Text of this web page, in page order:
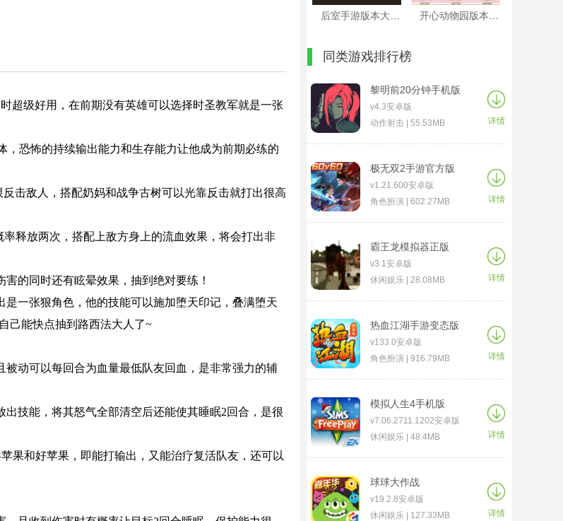
超级好用，在前期没有英雄可以选择时圣教军就是一张
恐怖的持续输出能力和生存能力让他成为前期必练的
击敌人，搭配奶妈和战争古树可以光靠反击就打出很高
释放两次，搭配上敌方身上的流血效果，将会打出非
的同时还有眩晕效果，抽到绝对要练！
一张狠角色，他的技能可以施加堕天印记，叠满堕天
己能快点抽到路西法大人了~
动可以每回合为血量最低队友回血，是非常强力的辅
技能，将其怒气全部清空后还能使其睡眠2回合，是很
果和好苹果，即能打输出，又能治疗复活队友，还可以
同类游戏排行榜
黎明前20分钟手机版
v4.3安卓版
动作射击 | 55.53MB
详情
极无双2手游官方版
v1.21.600安卓版
角色扮演 | 602.27MB
详情
霸王龙模拟器正版
v3.1安卓版
休闲娱乐 | 28.08MB
详情
热血江湖手游变态版
v133.0安卓版
角色扮演 | 916.79MB
详情
模拟人生4手机版
v7.06.2711.1202安卓版
休闲娱乐 | 48.4MB
详情
球球大作战
v19.2.8安卓版
休闲娱乐 | 127.33MB
详情